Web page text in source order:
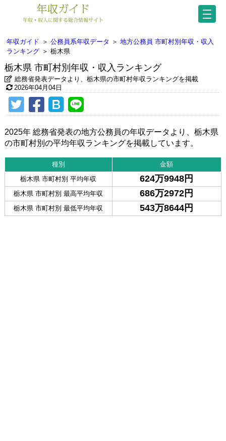
年収ガイド ＞ 公務員系年収データ ＞ 地方公務員 市町村別年収・収入
ランキング ＞ 栃木県
栃木県 市町村別年収・収入ランキング
総務省発表データより、栃木県の市町村年収ランキングを掲載
2026年04月04日
2025年 総務省発表の地方公務員の年収データより、栃木県
の市町村別の平均年収ランキングを掲載しています。
種別
金額
栃木県 市町村別 平均年収
624万9948円
栃木県 市町村別 最高平均年収 686万2972円
栃木県 市町村別 最低平均年収 543万8644円